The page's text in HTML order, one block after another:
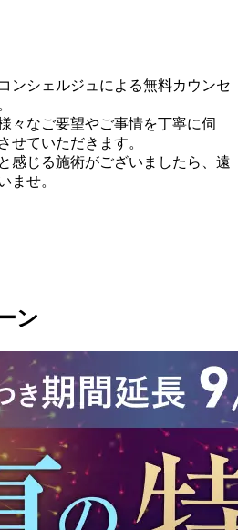
ンシェルジュによる無料カウンセ
々なご要望やご事情を丁寧に伺
せていただきます。
感じる施術がございましたら、遠
ませ。
ン